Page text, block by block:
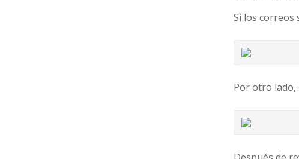
Si los correos
Por otro lado,